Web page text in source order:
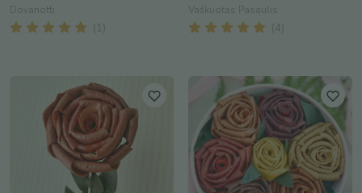
Dovanotti
( 1
Vaškuotas Pasaulis
( 4